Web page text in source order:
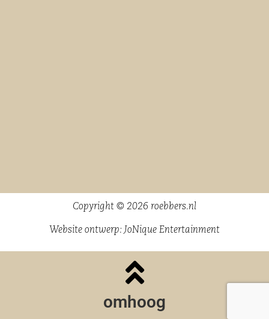
Copyright © 2026 roebbers.nl
Website ontwerp: JoNique Entertainment
omhoog